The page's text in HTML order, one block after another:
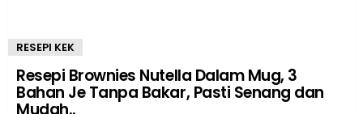
RESEPI KEK
Resepi Brownies Nutella Dalam Mug, 3
Bahan Je Tanpa Bakar, Pasti Senang dan
Mudah..